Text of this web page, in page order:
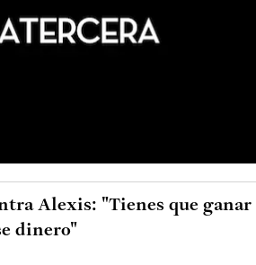
Alexis: "Tienes que ganar
dinero"